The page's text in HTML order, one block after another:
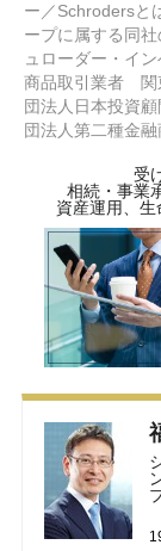
ー／Schrodersと
ープに属する同
ュローダー・イ
商品取引業者 関
団法人日本投資
団法人第二種金
受
相続・事業
資産運用、